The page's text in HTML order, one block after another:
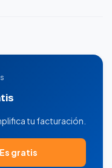
tu facturación.
gratis